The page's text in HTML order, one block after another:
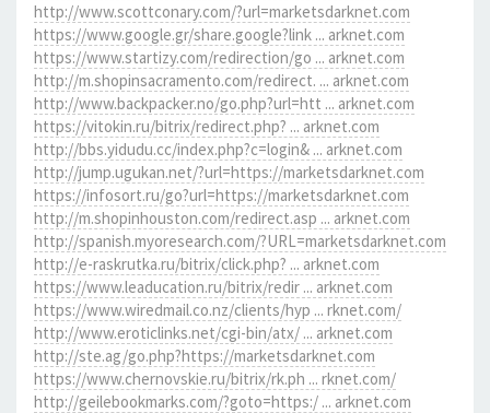
http://www.scottconary.com/?url=marketsdarknet.com
https://www.google.gr/share.google?link ... arknet.com
https://www.startizy.com/redirection/go ... arknet.com
http://m.shopinsacramento.com/redirect. ... arknet.com
http://www.backpacker.no/go.php?url=htt ... arknet.com
https://vitokin.ru/bitrix/redirect.php? ... arknet.com
http://bbs.yidudu.cc/index.php?c=login& ... arknet.com
http://jump.ugukan.net/?url=https://marketsdarknet.com
https://infosort.ru/go?url=https://marketsdarknet.com
http://m.shopinhouston.com/redirect.asp ... arknet.com
http://spanish.myoresearch.com/?URL=marketsdarknet.com
http://e-raskrutka.ru/bitrix/click.php? ... arknet.com
https://www.leaducation.ru/bitrix/redir ... arknet.com
https://www.wiredmail.co.nz/clients/hyp ... rknet.com/
http://www.eroticlinks.net/cgi-bin/atx/ ... arknet.com
http://ste.ag/go.php?https://marketsdarknet.com
https://www.chernovskie.ru/bitrix/rk.ph ... rknet.com/
http://geilebookmarks.com/?goto=https:/ ... arknet.com